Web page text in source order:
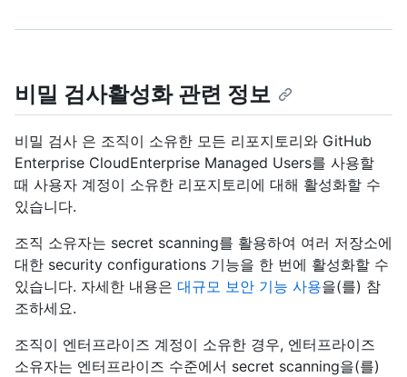
비밀 검사활성화 관련 정보
비밀 검사 은 조직이 소유한 모든 리포지토리와 GitHub
Enterprise CloudEnterprise Managed Users를 사용할
때 사용자 계정이 소유한 리포지토리에 대해 활성화할 수
있습니다.
조직 소유자는 secret scanning를 활용하여 여러 저장소에
대한 security configurations 기능을 한 번에 활성화할 수
있습니다. 자세한 내용은 대규모 보안 기능 사용을(를) 참
조하세요.
조직이 엔터프라이즈 계정이 소유한 경우, 엔터프라이즈
소유자는 엔터프라이즈 수준에서 secret scanning을(를)